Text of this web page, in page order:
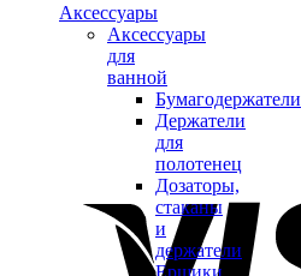
Аксессуары
Аксессуары
для
ванной
Бумагодержатели
Держатели
для
полотенец
Дозаторы,
стаканы
и
держатели
Ершики